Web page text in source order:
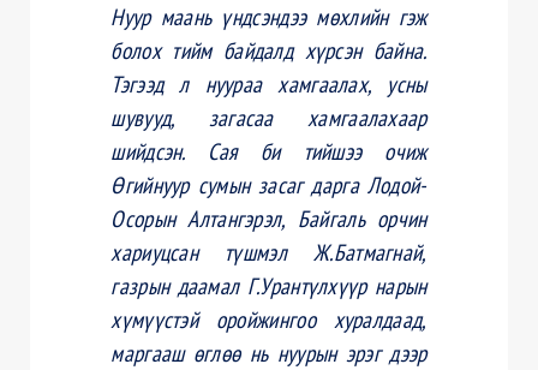
Нуур маань үндсэндээ мөхлийн гэж
болох тийм байдалд хүрсэн байна.
Тэгээд л нуураа хамгаалах, усны
шувууд, загасаа хамгаалахаар
шийдсэн. Сая би тийшээ очиж
Өгийнуур сумын засаг дарга Лодой-
Осорын Алтангэрэл, Байгаль орчин
хариуцсан түшмэл Ж.Батмагнай,
газрын даамал Г.Урантүлхүүр нарын
хүмүүстэй оройжингоо хуралдаад,
маргааш өглөө нь нуурын эрэг дээр